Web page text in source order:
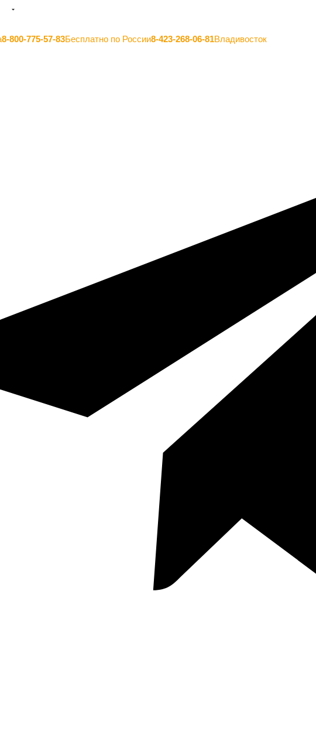
8-800-775-57-83Бесплатно по России8-423-268-06-81Владивосток